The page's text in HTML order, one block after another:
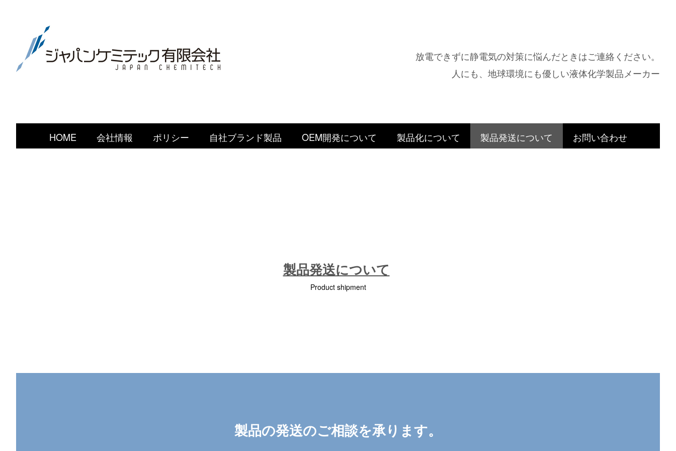
放電できずに静電気の対策に悩んだときはご連絡ください。
人にも、地球環境にも優しい液体化学製品メーカー
HOME 会社情報 ポリシー 自社ブランド製品 OEM開発について 製品化について 製品発送について お問い合わせ
製品発送について
Product shipment
製品の発送のご相談を承ります。